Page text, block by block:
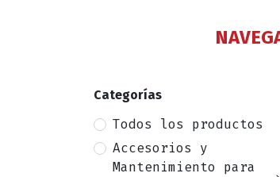
Categorías
Todos los productos
Accesorios y
Mantenimiento para